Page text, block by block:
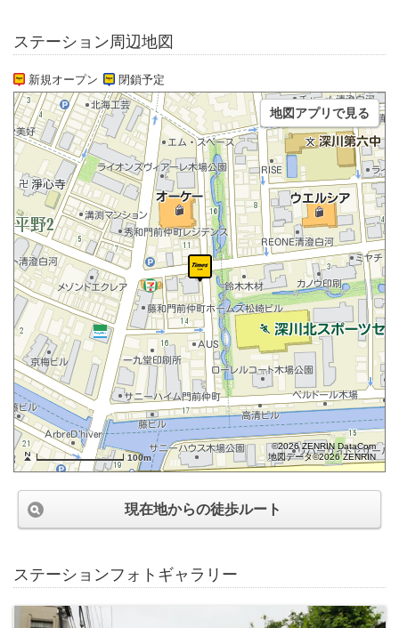
ステーション周辺地図
新規オープン 閉鎖予定
100m
©2026 ZENRIN DataCom
地図データ©2026 ZENRIN
地図アプリで見る
現在地からの徒歩ルート
ステーションフォトギャラリー